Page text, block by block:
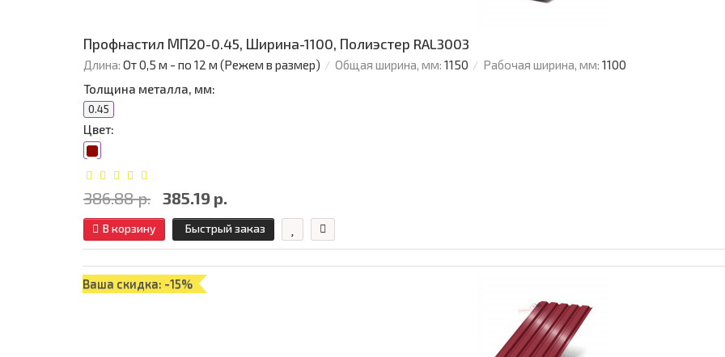
Профнастил МП20-0.45, Ширина-1100, Полиэстер RAL3003
Длина: От 0,5 м - по 12 м (Режем в размер) Общая ширина, мм: 1150 Рабочая ширина, мм: 1100
Толщина металла, мм:
0.45
Цвет:
386.88 р. 385.19 р.
В корзину Быстрый заказ
Ваша скидка: -15%